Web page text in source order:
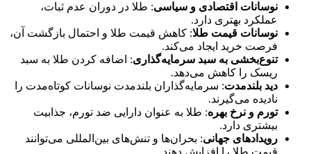
نوسانات اقتصادی و سیاسی: طلا در دوران عدم ثبات،
عملکرد بهتری دارد.
نوسانات قیمت طلا: کاهش قیمت طلا و احتمال بازگشت آن،
فرصت خرید ایجاد می‌کند.
تنوع‌بخشی به سبد سرمایه‌گذاری: اضافه کردن طلا به سبد
ریسک را کاهش می‌دهد.
دید بلندمدت: سرمایه‌گذاران بلندمدت نوسانات کوتاه‌مدت را
نادیده می‌گیرند.
تورم و نرخ بهره: طلا به عنوان دارایی ضد تورم، جذابیت
بیشتری دارد.
رویدادهای جهانی: بحران‌ها و تنش‌های بین‌المللی می‌توانند